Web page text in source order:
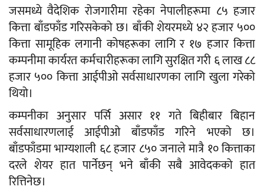
जसमध्ये वैदेशिक रोजगारीमा रहेका नेपालीहरूमा ८५ हजार
कित्ता बाँडफाँड गरिसकेको छ। बाँकी शेयरमध्ये ४२ हजार ५००
कित्ता सामूहिक लगानी कोषहरूका लागि र १७ हजार कित्ता
कम्पनीमा कार्यरत कर्मचारीहरूका लागि सुरक्षित गरी ६ लाख ८८
हजार ५०० कित्ता आईपीओ सर्वसाधारणका लागि खुला गरेको
थियो।
कम्पनीका अनुसार पर्सि असार ११ गते बिहीबार बिहान
सर्वसाधारणलाई आईपीओ बाँडफाँड गरिने भएको छ।
बाँडफाँडमा भाग्यशाली ६८ हजार ८५० जनाले मात्रै १० कित्ताका
दरले शेयर हात पार्नेछन् भने बाँकी सबै आवेदकको हात
रित्तिनेछ।